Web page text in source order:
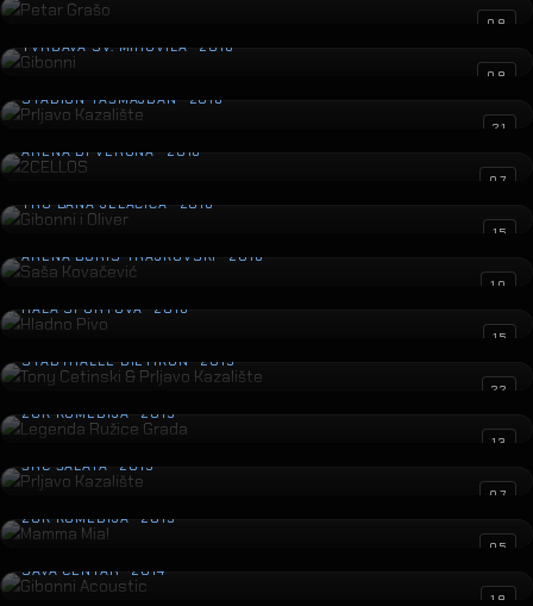
08
Gibonni
TVRĐAVA SV. MIHOVILA · 2016
08
Prljavo Kazalište
STADION TAŠMAJDAN · 2016
21
2CELLOS
ARENA DI VERONA · 2016
07
Gibonni i Oliver
TRG BANA JELAČIĆA · 2016
15
Saša Kovačević
ARENA BORIS TRAJKOVSKI · 2016
10
Hladno Pivo
HALA SPORTOVA · 2016
15
Tony Cetinski & Prljavo Kazalište
STADTHALLE DIETIKON · 2015
22
Legenda Ružice Grada
ZGK KOMEDIJA · 2015
13
Prljavo Kazalište
ŠRC ŠALATA · 2015
07
Mamma Mia!
ZGK KOMEDIJA · 2015
05
Gibonni Acoustic
SAVA CENTAR · 2014
18